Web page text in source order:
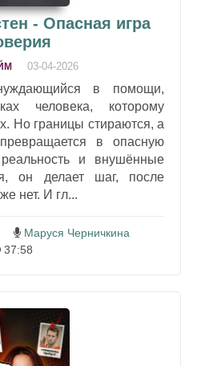
- Опасная игра
03-04-2026
в помощи,
человека, которому
Но границы стираются, а
в опасную
и внушённые
он делает шаг, после
нет. И гл...
Маруся Черничкина
37:58